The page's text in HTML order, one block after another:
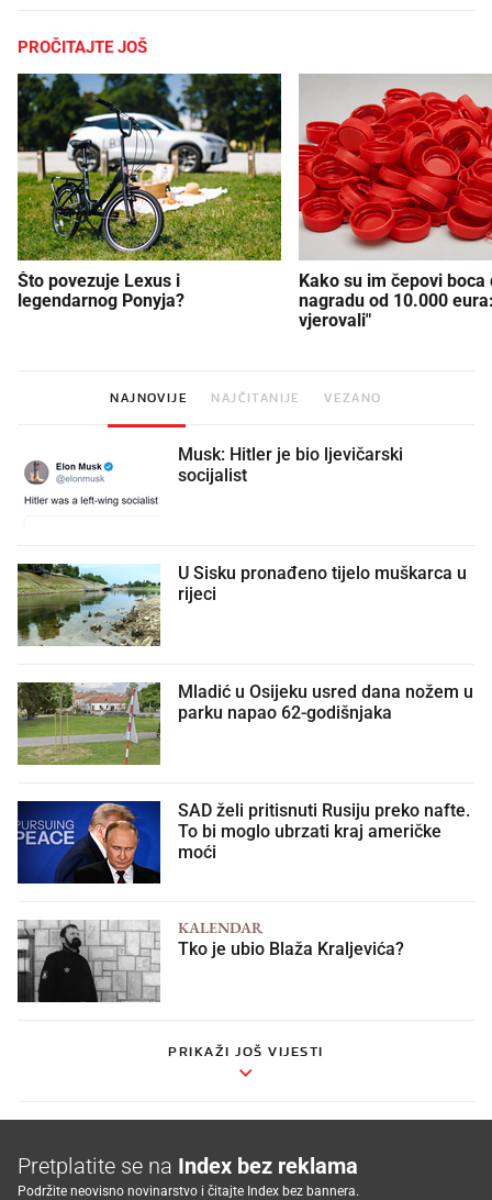
PROČITAJTE JOŠ
Što povezuje Lexus i
legendarnog Ponyja?
Kako su im čepovi boca
nagradu od 10.000
vjerovali"
NAJNOVIJE NAJČITANIJE VEZANO
Musk: Hitler je bio ljevičarski
socijalist
U Sisku pronađeno tijelo muškarca u
rijeci
Mladić u Osijeku usred dana nožem u
parku napao 62-godišnjaka
SAD želi pritisnuti Rusiju preko nafte.
To bi moglo ubrzati kraj američke
moći
KALENDAR
Tko je ubio Blaža Kraljevića?
PRIKAŽI JOŠ VIJESTI
Pretplatite se na Index bez reklama
Podržite neovisno novinarstvo i čitajte Index bez bannera.